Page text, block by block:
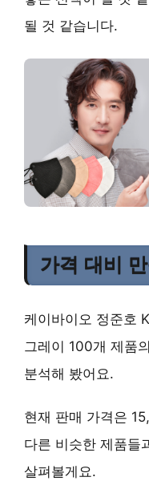
될 것 같습니다.
가격 대비
케이바이오 정준호
그레이 100개 제품
분석해 봤어요.
현재 판매 가격은
다른 비슷한 제품들
살펴볼게요.